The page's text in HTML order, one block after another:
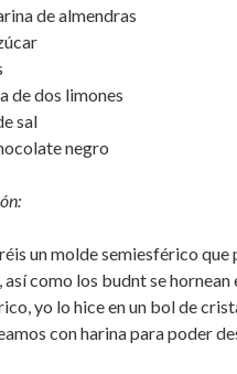
de almendras
de dos limones
sal
negro
un molde semiesférico que
como los budnt se hornean
yo lo hice en un bol de
con harina para poder